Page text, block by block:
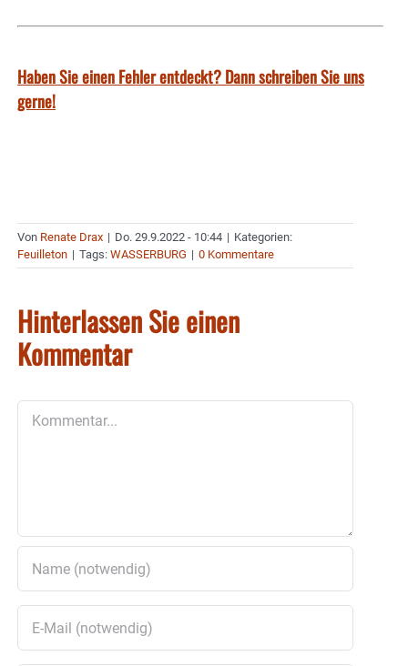
Haben Sie einen Fehler entdeckt? Dann schreiben Sie uns
gerne!
Von Renate Drax | Do. 29.9.2022 - 10:44 | Kategorien:
Feuilleton | Tags: WASSERBURG | 0 Kommentare
Hinterlassen Sie einen
Kommentar